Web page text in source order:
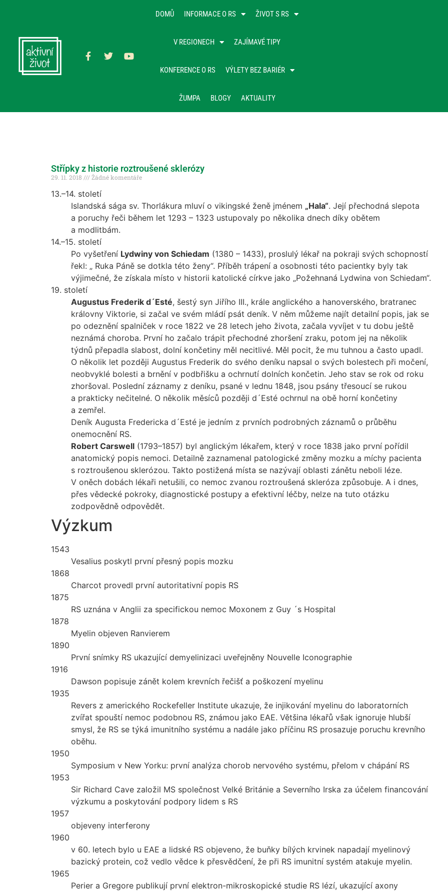
DOMŮ INFORMACE O RS ŽIVOT S RS
V REGIONECH ZAJÍMAVÉ TIPY
KONFERENCE O RS VÝLETY BEZ BARIÉR
ŽUMPA BLOGY AKTUALITY
Střípky z historie roztroušené sklerózy
29. 11. 2018 Žádné komentáře
13.–14. století
Islandská sága sv. Thorlákura mluví o vikingské ženě jménem „Hala“. Její přechodná slepota
a poruchy řeči během let 1293 – 1323 ustupovaly po několika dnech díky obětem
a modlitbám.
14.–15. století
Po vyšetření Lydwiny von Schiedam (1380 – 1433), proslulý lékař na pokraji svých schopností
řekl: „ Ruka Páně se dotkla této ženy“. Příběh trápení a osobnosti této pacientky byly tak
výjimečné, že získala místo v historii katolické církve jako „Požehnaná Lydwina von Schiedam“.
19. století
Augustus Frederik d´Esté, šestý syn Jiřího III., krále anglického a hanoverského, bratranec
královny Viktorie, si začal ve svém mládí psát deník. V něm můžeme najít detailní popis, jak se
po odeznění spalniček v roce 1822 ve 28 letech jeho života, začala vyvíjet v tu dobu ještě
neznámá choroba. První ho začalo trápit přechodné zhoršení zraku, potom jej na několik
týdnů přepadla slabost, dolní končetiny měl necitlivé. Měl pocit, že mu tuhnou a často upadl.
O několik let později Augustus Frederik do svého deníku napsal o svých bolestech při močení,
neobvyklé bolesti a brnění v podbřišku a ochrnutí dolních končetin. Jeho stav se rok od roku
zhoršoval. Poslední záznamy z deníku, psané v lednu 1848, jsou psány třesoucí se rukou
a prakticky nečitelné. O několik měsíců později d´Esté ochrnul na obě horní končetiny
a zemřel.
Deník Augusta Fredericka d´Esté je jedním z prvních podrobných záznamů o průběhu
onemocnění RS.
Robert Carswell (1793–1857) byl anglickým lékařem, který v roce 1838 jako první pořídil
anatomický popis nemoci. Detailně zaznamenal patologické změny mozku a míchy pacienta
s roztroušenou sklerózou. Takto postižená místa se nazývají oblasti zánětu neboli léze.
V oněch dobách lékaři netušili, co nemoc zvanou roztroušená skleróza způsobuje. A i dnes,
přes vědecké pokroky, diagnostické postupy a efektivní léčby, nelze na tuto otázku
zodpovědně odpovědět.
Výzkum
1543
Vesalius poskytl první přesný popis mozku
1868
Charcot provedl první autoritativní popis RS
1875
RS uznána v Anglii za specifickou nemoc Moxonem z Guy ´s Hospital
1878
Myelin objeven Ranvierem
1890
První snímky RS ukazující demyelinizaci uveřejněny Nouvelle Iconographie
1916
Dawson popisuje zánět kolem krevních řečišť a poškození myelinu
1935
Revers z amerického Rockefeller Institute ukazuje, že injikování myelinu do laboratorních
zvířat spouští nemoc podobnou RS, známou jako EAE. Většina lékařů však ignoruje hlubší
smysl, že RS se týká imunitního systému a nadále jako příčinu RS prosazuje poruchu krevního
oběhu.
1950
Symposium v New Yorku: první analýza chorob nervového systému, přelom v chápání RS
1953
Sir Richard Cave založil MS společnost Velké Británie a Severního Irska za účelem financování
výzkumu a poskytování podpory lidem s RS
1957
objeveny interferony
1960
v 60. letech bylo u EAE a lidské RS objeveno, že buňky bílých krvinek napadají myelinový
bazický protein, což vedlo vědce k přesvědčení, že při RS imunitní systém atakuje myelin.
1965
Perier a Gregore publikují první elektron-mikroskopické studie RS lézí, ukazující axony